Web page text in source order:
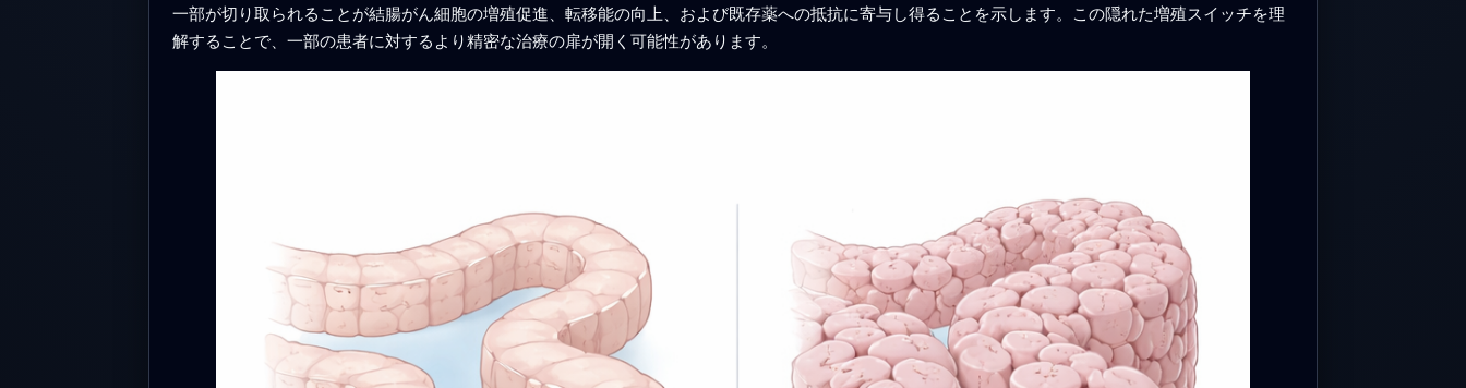
一部が切り取られることが結腸がん細胞の増殖促進、転移能の向上、および既存薬への抵抗に寄与し得ることを示します。この隠れた増殖スイッチを理
解することで、一部の患者に対するより精密な治療の扉が開く可能性があります。